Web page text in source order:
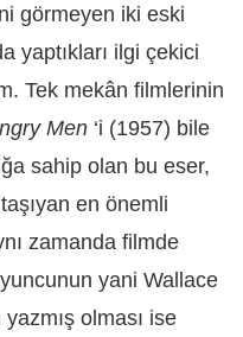
görmeyen iki eski
yaptıkları ilgi çekici
Tek mekân filmlerinin
Men ‘i (1957) bile
sahip olan bu eser,
en önemli
zamanda filmde
yani Wallace
olması ise